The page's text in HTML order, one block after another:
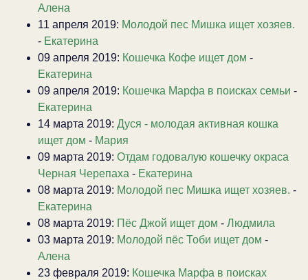
Алена
11 апреля 2019: Молодой пес Мишка ищет хозяев.
- Екатерина
09 апреля 2019: Кошечка Кофе ищет дом -
Екатерина
09 апреля 2019: Кошечка Марфа в поисках семьи -
Екатерина
14 марта 2019: Дуся - молодая активная кошка
ищет дом - Мария
09 марта 2019: Отдам годовалую кошечку окраса
Черная Черепаха - Екатерина
08 марта 2019: Молодой пес Мишка ищет хозяев. -
Екатерина
08 марта 2019: Пёс Джой ищет дом - Людмила
03 марта 2019: Молодой пёс Тоби ищет дом -
Алена
23 февраля 2019: Кошечка Марфа в поисках